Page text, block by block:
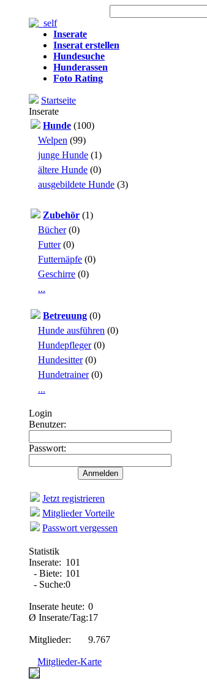
Inserate
Inserat erstellen
Hundesuche
Hunderassen
Foto Rating
Startseite
Inserate
Hunde (100)
Welpen (99)
junge Hunde (1)
ältere Hunde (0)
ausgebildete Hunde (3)
Zubehör (1)
Bücher(0)
Futter(0)
Futternäpfe (0)
Geschirre (0)
...
Betreuung (0)
Hunde ausführen (0)
Hundepfleger(0)
Hundesitter(0)
Hundetrainer(0)
...
Login
Benutzer:
Passwort:
Jetzt registrieren
Mitglieder Vorteile
Passwort vergessen
Statistik
Inserate: 101
- Biete: 101
- Suche:0
Inserate heute: 0
Ø Inserate/Tag:17
Mitglieder: 9.767
Mitglieder-Karte